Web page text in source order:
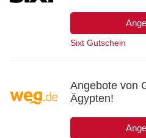
Sixt Gutschein
Angebote von
Ägypten!